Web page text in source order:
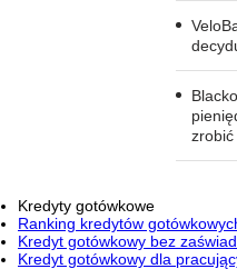
zrobić
Kredyty gotówkowe
Ranking kredytów
Kredyt gotówkowy bez
Kredyt gotówkowy dla